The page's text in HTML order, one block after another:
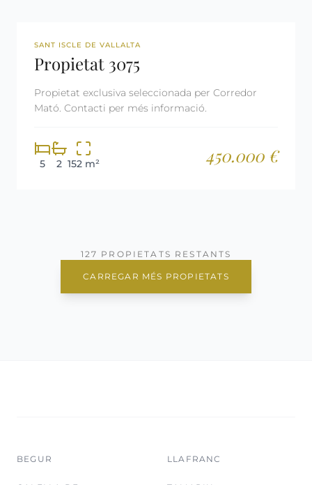
REF: 3075
SANT ISCLE DE VALLALTA
Propietat 3075
Propietat exclusiva seleccionada per Corredor
Mató. Contacti per més informació.
5 2 152 m² 450.000 €
127 PROPIETATS RESTANTS
CARREGAR MÉS PROPIETATS
BEGUR LLAFRANC